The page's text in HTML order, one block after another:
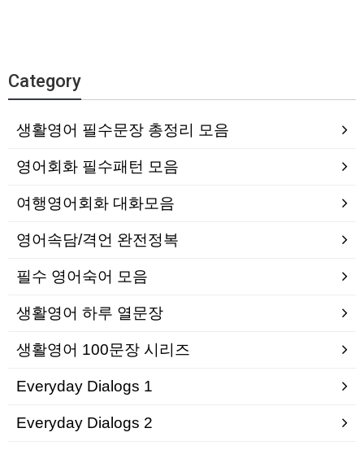
Category
생활영어 필수문장 총정리 모음
영어회화 필수패턴 모음
여행영어회화 대화모음
영어속담/격언 완전정복
필수 영어숙어 모음
생활영어 하루 열문장
생활영어 100문장 시리즈
Everyday Dialogs 1
Everyday Dialogs 2